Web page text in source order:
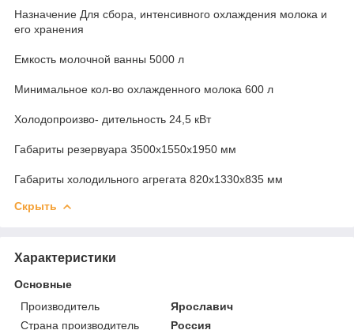
Назначение Для сбора, интенсивного охлаждения молока и
его хранения
Емкость молочной ванны 5000 л
Минимальное кол-во охлажденного молока 600 л
Холодопроизво- дительность 24,5 кВт
Габариты резервуара 3500x1550x1950 мм
Габариты холодильного агрегата 820x1330x835 мм
Скрыть
Характеристики
Основные
Производитель
Ярославич
Страна производитель
Россия